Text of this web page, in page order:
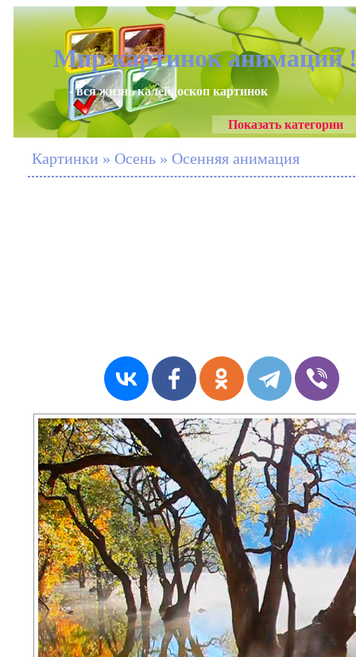
Мир картинок анимаций
- вся жизнь калейдоскоп картинок
Показать категории
Картинки » Осень » Осенняя анимация